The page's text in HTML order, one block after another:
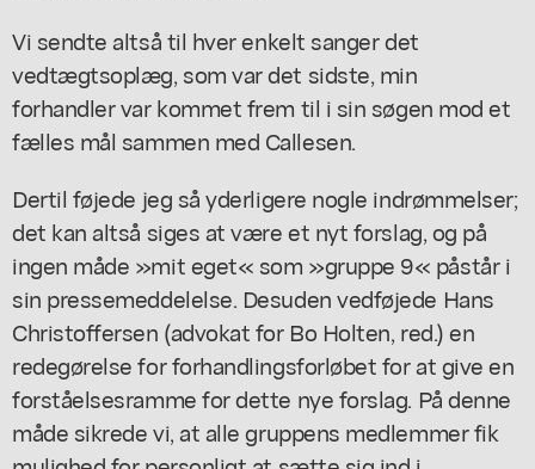
Vi sendte altså til hver enkelt sanger det
vedtægtsoplæg, som var det sidste, min
forhandler var kommet frem til i sin søgen mod et
fælles mål sammen med Callesen.
Dertil føjede jeg så yderligere nogle indrømmelser;
det kan altså siges at være et nyt forslag, og på
ingen måde »mit eget« som »gruppe 9« påstår i
sin pressemeddelelse. Desuden vedføjede Hans
Christoffersen (advokat for Bo Holten, red.) en
redegørelse for forhandlingsforløbet for at give en
forståelsesramme for dette nye forslag. På denne
måde sikrede vi, at alle gruppens medlemmer fik